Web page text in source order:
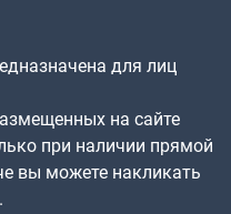
для лиц
на сайте
при наличии прямой
вы можете накликать